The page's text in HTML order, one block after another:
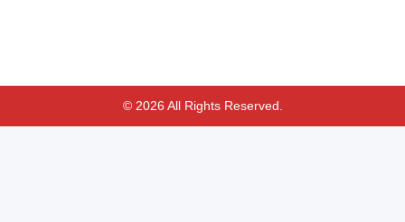
© 2026 All Rights Reserved.